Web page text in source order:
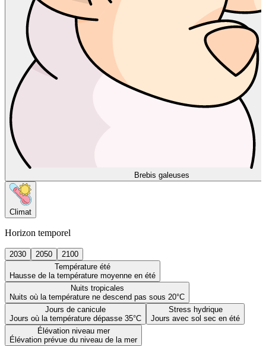
Brebis galeuses
Climat
Horizon temporel
2030 2050
2100
Température été
Hausse de la température moyenne en été
Nuits tropicales
Nuits où la température ne descend pas sous 20°C
Jours de canicule
Jours où la température dépasse 35°C
Stress hydrique
Jours avec sol sec en été
Élévation niveau mer
Élévation prévue du niveau de la mer